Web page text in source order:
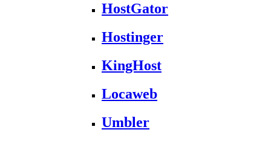
HostGator
Hostinger
KingHost
Locaweb
Umbler